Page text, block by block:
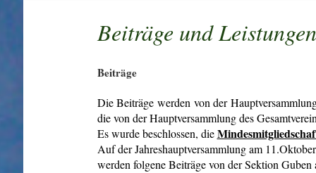
Beiträge und Leistungen
Beiträge
Die Beiträge werden von der
die von der Hauptversammlung des
Es wurde beschlossen, die
Auf der Jahreshauptversammlung am
werden folgene Beiträge von der Sektion Guben